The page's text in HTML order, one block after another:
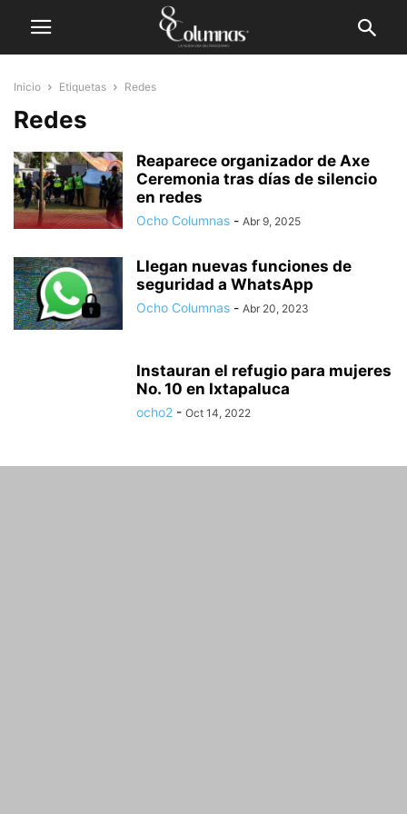
Inicio Etiquetas Redes
Redes
Reaparece organizador de Axe
Ceremonia tras días de silencio
en redes
Ocho Columnas - Abr 9, 2025
Llegan nuevas funciones de
seguridad a WhatsApp
Ocho Columnas - Abr 20, 2023
Instauran el refugio para mujeres
No. 10 en Ixtapaluca
ocho2 - Oct 14, 2022